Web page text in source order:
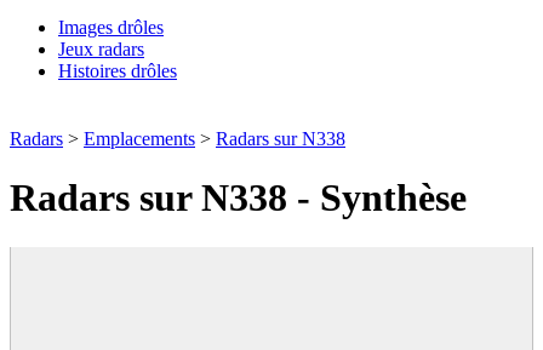
Images drôles
Jeux radars
Histoires drôles
Radars > Emplacements > Radars sur N338
Radars sur N338 - Synthèse